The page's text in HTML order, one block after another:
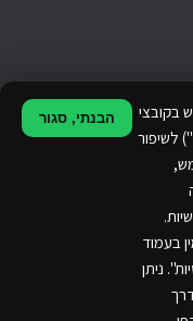
בקובצי
לשיפור
בעמוד
ניתן
הבנתי, סגור
© 2024 Ethos